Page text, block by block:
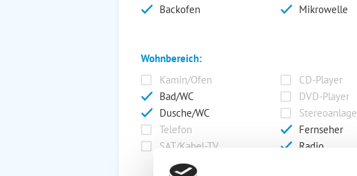
Backofen
Mikrowelle
Wohnbereich:
Kamin/Ofen
CD-Player
Bad/WC
DVD-Player
Dusche/WC
Stereoanlage
Telefon
Fernseher
SAT/Kabel-TV
Radio